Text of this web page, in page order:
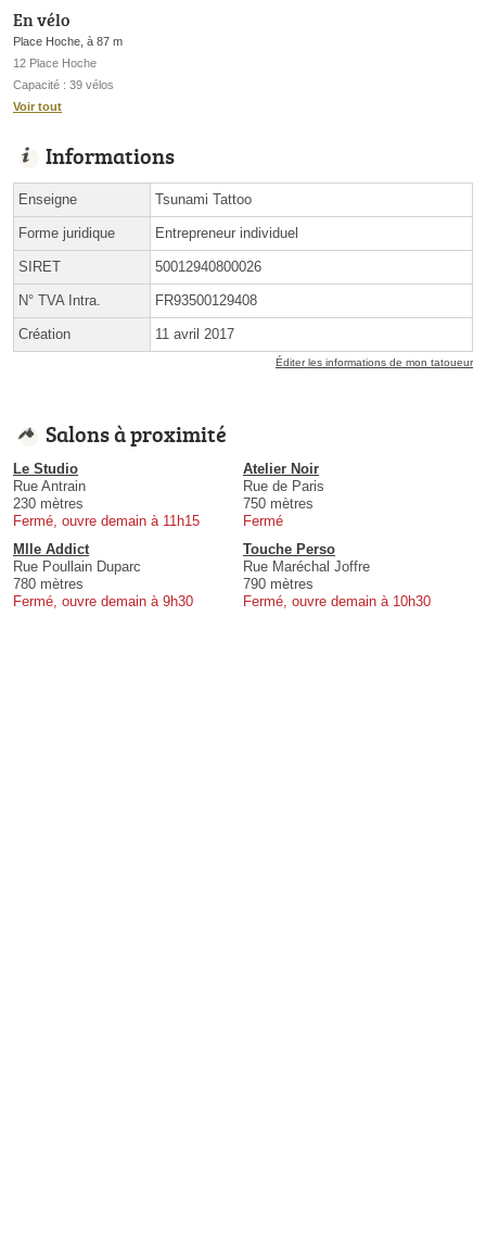
En vélo
Place Hoche, à 87 m
12 Place Hoche
Capacité : 39 vélos
Voir tout
Informations
Enseigne Tsunami Tattoo
Forme juridique Entrepreneur individuel
SIRET 50012940800026
N° TVA Intra. FR93500129408
Création 11 avril 2017
Éditer les informations de mon tatoueur
Salons à proximité
Le Studio
Rue Antrain
230 mètres
Fermé, ouvre demain à 11h15
Atelier Noir
Rue de Paris
750 mètres
Fermé
Mlle Addict
Rue Poullain Duparc
780 mètres
Fermé, ouvre demain à 9h30
Touche Perso
Rue Maréchal Joffre
790 mètres
Fermé, ouvre demain à 10h30